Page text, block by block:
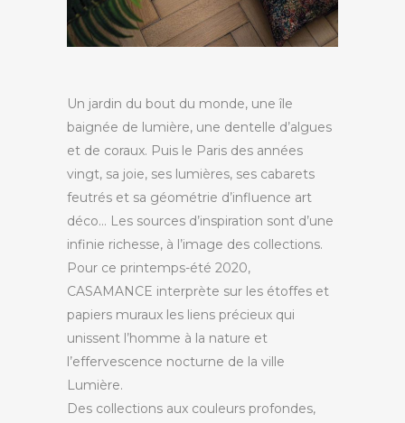
Un jardin du bout du monde, une île
baignée de lumière, une dentelle d’algues
et de coraux. Puis le Paris des années
vingt, sa joie, ses lumières, ses cabarets
feutrés et sa géométrie d’influence art
déco… Les sources d’inspiration sont d’une
infinie richesse, à l’image des collections.
Pour ce printemps-été 2020,
CASAMANCE interprète sur les étoffes et
papiers muraux les liens précieux qui
unissent l’homme à la nature et
l’effervescence nocturne de la ville
Lumière.
Des collections aux couleurs profondes,